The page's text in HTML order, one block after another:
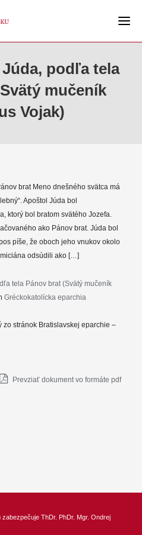
podľa tela
mučeník
Vojak)
brat Meno dnešného svätca má
Apoštol Júda bol
ktorý bol bratom svätého Jozefa.
ako Pánov brat. Júda bol
píše, že oboch jeho vnukov okolo
odsúdili ako […]
tela Pánov brat (Svätý mučeník
Gréckokatolícka eparchia
zo stránok Bratislavskej eparchie –
Prevziať dokument vo formáte pdf
zabezpečuje ThDr. PhDr. Mgr. Ondrej